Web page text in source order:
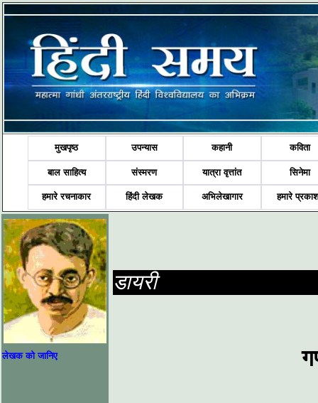
मुखपृष्ठ उपन्यास कहानी कविता
बाल साहित्य संस्मरण यात्रा वृत्तांत सिनेमा
हमारे रचनाकार हिंदी लेखक अभिलेखागार हमारे
लेखक को जानिए
डायरी